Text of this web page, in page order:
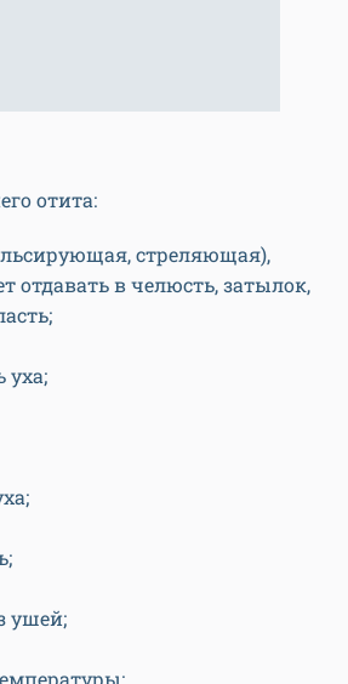
отита:
стреляющая),
отдавать в челюсть, затылок,
уха;
ушей;